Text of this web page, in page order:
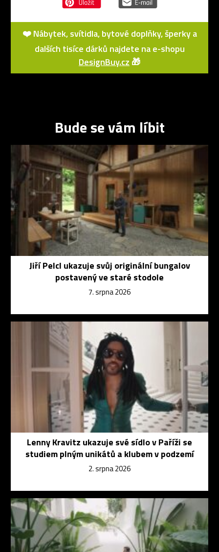
❤️ Nábytek, svítidla, bytové doplňky, šperky a
dalších tisíce dárků najdete na e-shopu
DesignBuy.cz 🎁
Bude se vám líbit
Jiří Pelcl ukazuje svůj originální bungalov
postavený ve staré stodole
7. srpna 2026
Lenny Kravitz ukazuje své sídlo v Paříži se
studiem plným unikátů a klubem v podzemí
2. srpna 2026